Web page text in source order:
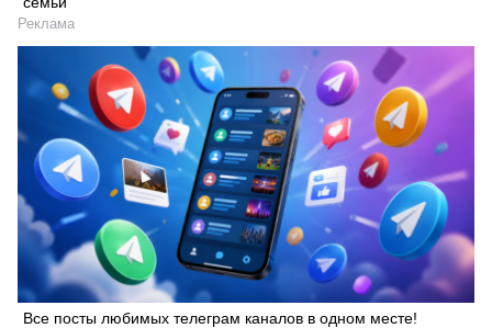
Реклама
Все посты любимых телеграм каналов в одном месте!